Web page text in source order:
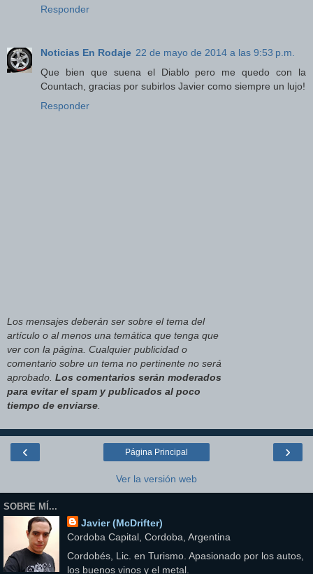
Responder
Noticias En Rodaje 22 de mayo de 2014 a las 9:53 p.m.
Que bien que suena el Diablo pero me quedo con la
Countach, gracias por subirlos Javier como siempre un lujo!
Responder
Los mensajes deberán ser sobre el tema del
artículo o al menos una temática que tenga que
ver con la página. Cualquier publicidad o
comentario sobre un tema no pertinente no será
aprobado. Los comentarios serán moderados
para evitar el spam y publicados al poco
tiempo de enviarse
‹ ›
Página Principal
Ver la versión web
SOBRE MÍ...
Javier (McDrifter)
Cordoba Capital, Cordoba, Argentina
Cordobés, Lic. en Turismo. Apasionado por los autos,
los buenos vinos y el metal.